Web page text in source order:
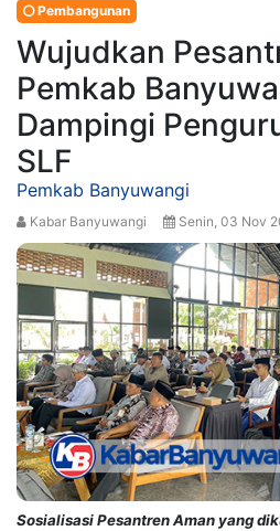
Pembangunan
Wujudkan
Pemkab
Dampingi
SLF
Pemkab Banyuwangi
Kabar Banyuwangi Senin, 03 Nov
Sosialisasi Pesantren Aman yang